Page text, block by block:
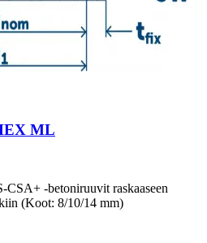
ML
CSA+ -betoniruuvit raskaaseen
(Koot: 8/10/14 mm)